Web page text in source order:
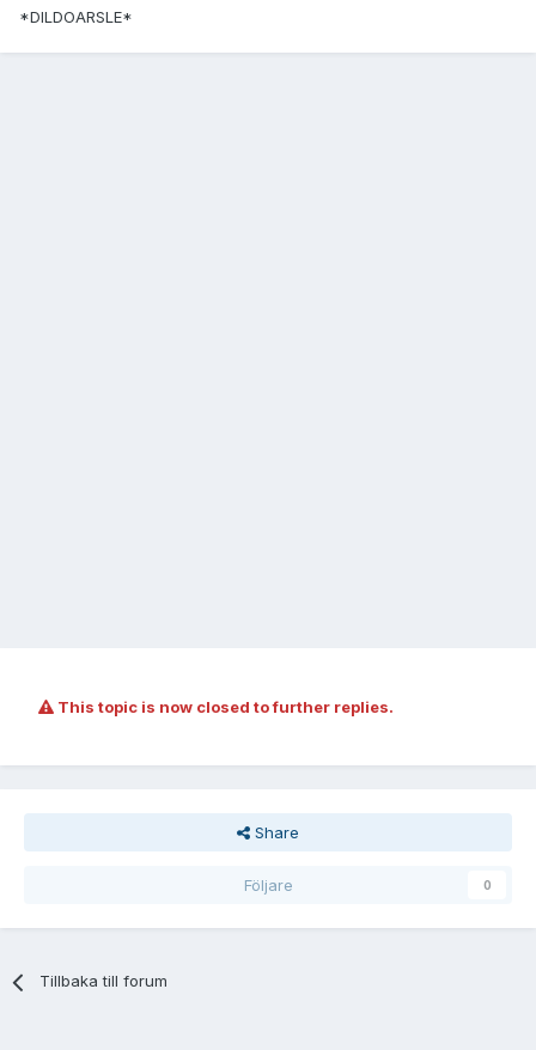
*DILDOARSLE*
This topic is now closed to further replies.
Share
Följare 0
Tillbaka till forum